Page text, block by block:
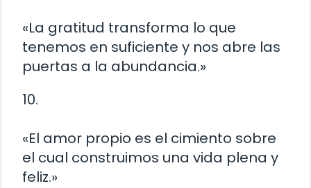
«La gratitud transforma lo que
tenemos en suficiente y nos abre las
puertas a la abundancia.»
10.
«El amor propio es el cimiento sobre
el cual construimos una vida plena y
feliz.»